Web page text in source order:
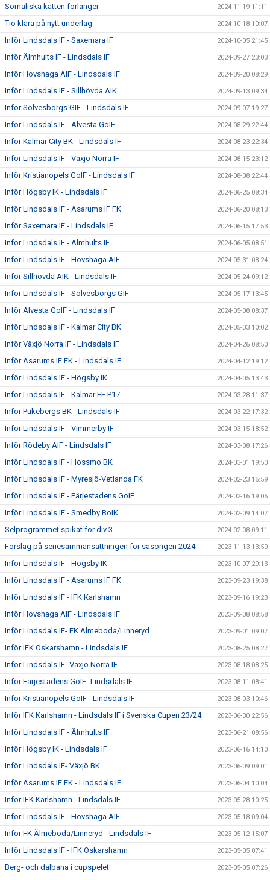
Somaliska katten förlänger 2024-11-19 11:11
Tio klara på nytt underlag 2024-10-18 10:07
Inför Lindsdals IF - Saxemara IF 2024-10-05 21:45
Inför Älmhults IF - Lindsdals IF 2024-09-27 23:03
Inför Hovshaga AIF - Lindsdals IF 2024-09-20 08:29
Inför Lindsdals IF - Sillhövda AIK 2024-09-13 09:34
Inför Sölvesborgs GIF - Lindsdals IF 2024-09-07 19:27
Inför Lindsdals IF - Alvesta GoIF 2024-08-29 22:44
Inför Kalmar City BK - Lindsdals IF 2024-08-23 22:34
Inför Lindsdals IF - Växjö Norra IF 2024-08-15 23:12
Inför Kristianopels GoIF - Lindsdals IF 2024-08-08 22:44
Inför Högsby IK - Lindsdals IF 2024-06-25 08:34
Inför Lindsdals IF - Asarums IF FK 2024-06-20 08:13
Inför Saxemara IF - Lindsdals IF 2024-06-15 17:53
Inför Lindsdals IF - Älmhults IF 2024-06-05 08:51
Inför Lindsdals IF - Hovshaga AIF 2024-05-31 08:24
Inför Sillhövda AIK - Lindsdals IF 2024-05-24 09:12
Inför Lindsdals IF - Sölvesborgs GIF 2024-05-17 13:45
Inför Alvesta GoIF - Lindsdals IF 2024-05-08 08:37
Inför Lindsdals IF - Kalmar City BK 2024-05-03 10:02
Inför Växjö Norra IF - Lindsdals IF 2024-04-26 08:50
Inför Asarums IF FK - Lindsdals IF 2024-04-12 19:12
Inför Lindsdals IF - Högsby IK 2024-04-05 13:43
Inför Lindsdals IF - Kalmar FF P17 2024-03-28 11:37
Inför Pukebergs BK - Lindsdals IF 2024-03-22 17:32
Inför Lindsdals IF - Vimmerby IF 2024-03-15 18:52
Inför Rödeby AIF - Lindsdals IF 2024-03-08 17:26
inför Lindsdals IF - Hossmo BK 2024-03-01 19:50
Inför Lindsdals IF - Myresjö-Vetlanda FK 2024-02-23 15:59
Inför Lindsdals IF - Färjestadens GoIF 2024-02-16 19:06
Inför Lindsdals IF - Smedby BoIK 2024-02-09 14:07
Selprogrammet spikat för div 3 2024-02-08 09:11
Förslag på seriesammansättningen för säsongen 2024 2023-11-13 13:50
Inför Lindsdals IF - Högsby IK 2023-10-07 20:13
Inför Lindsdals IF - Asarums IF FK 2023-09-23 19:38
Inför Lindsdals IF - IFK Karlshamn 2023-09-16 19:23
Inför Hovshaga AIF - Lindsdals IF 2023-09-08 08:58
Inför Lindsdals IF- FK Älmeboda/Linneryd 2023-09-01 09:07
Inför IFK Oskarshamn - Lindsdals IF 2023-08-25 08:27
Inför Lindsdals IF- Växjö Norra IF 2023-08-18 08:25
Inför Färjestadens GoIF- Lindsdals IF 2023-08-11 08:41
Inför Kristianopels GoIF - Lindsdals IF 2023-08-03 10:46
Inför IFK Karlshamn - Lindsdals IF i Svenska Cupen 23/24 2023-06-30 22:56
Inför Lindsdals IF - Älmhults IF 2023-06-21 08:56
Inför Högsby IK - Lindsdals IF 2023-06-16 14:10
Inför Lindsdals IF- Växjö BK 2023-06-09 09:01
Inför Asarums IF FK - Lindsdals IF 2023-06-04 10:04
Inför IFK Karlshamn - Lindsdals IF 2023-05-28 10:25
Inför Lindsdals IF - Hovshaga AIF 2023-05-18 09:04
Inför FK Älmeboda/Linneryd - Lindsdals IF 2023-05-12 15:07
Inför Lindsdals IF - IFK Oskarshamn 2023-05-05 07:41
Berg- och dalbana i cupspelet 2023-05-05 07:26